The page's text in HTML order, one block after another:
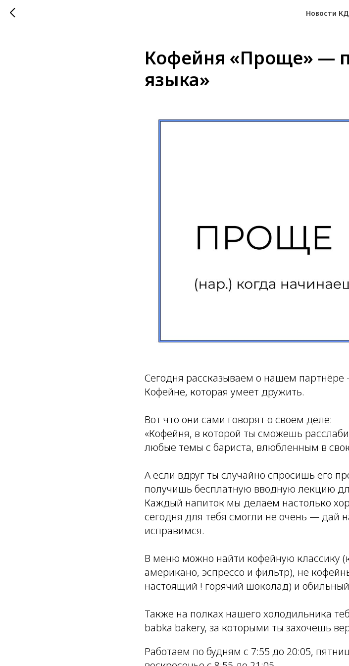
Новости
Кофейня «Проще» —
языка»
Сегодня рассказываем о нашем
Кофейне, которая умеет дружить.
Вот что они сами говорят о своем деле:
«Кофейня, в которой ты сможешь
любые темы с бариста, влюбленным в
А если вдруг ты случайно спросишь его
получишь бесплатную вводную лекцию
Каждый напиток мы делаем настолько
сегодня для тебя смогли не очень — дай
исправимся.
В меню можно найти кофейную классику
американо, эспрессо и фильтр), не
настоящий ! горячий шоколад) и
Также на полках нашего холодильника
babka bakery, за которыми ты захочешь
Работаем по будням с 7:55 до 20:05,